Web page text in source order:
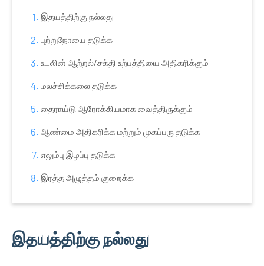
இதயத்திற்கு நல்லது
புற்றுநோயை தடுக்க
உடலின் ஆற்றல்/சக்தி உற்பத்தியை அதிகரிக்கும்
மலச்சிக்கலை தடுக்க
தைராய்டு ஆரோக்கியமாக வைத்திருக்கும்
ஆண்மை அதிகரிக்க மற்றும் முகப்பரு தடுக்க
எலும்பு இழப்பு தடுக்க
இரத்த அழுத்தம் குறைக்க
இதயத்திற்கு நல்லது